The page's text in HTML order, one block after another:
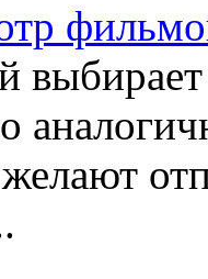
выбирает